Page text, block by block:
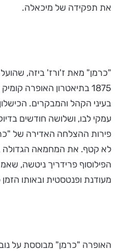
את תפקידה של מיכאלה.
1875 בתיאטרון האופרה
בעיני הקהל והמבקרים.
עמקי לבו, ושלושה חודשים
פירות ההצלחה האדירה של
לא קטף. את המחמאה הגדולה
הפילוסוף פרידריך ניטשה,
מעודנת ופנטסטית ובאותו הזמן
האופרה "כרמן" מבוססת על